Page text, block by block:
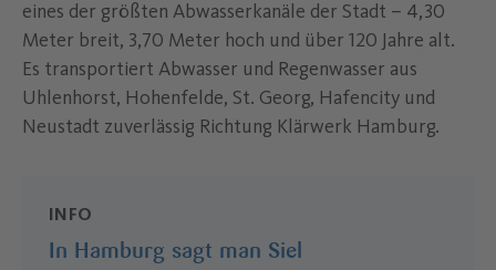
eines der größten Abwasserkanäle der Stadt – 4,30
Meter breit, 3,70 Meter hoch und über 120 Jahre alt.
Es transportiert Abwasser und Regenwasser aus
Uhlenhorst, Hohenfelde, St. Georg, Hafencity und
Neustadt zuverlässig Richtung Klärwerk Hamburg.
INFO
In Hamburg sagt man Siel